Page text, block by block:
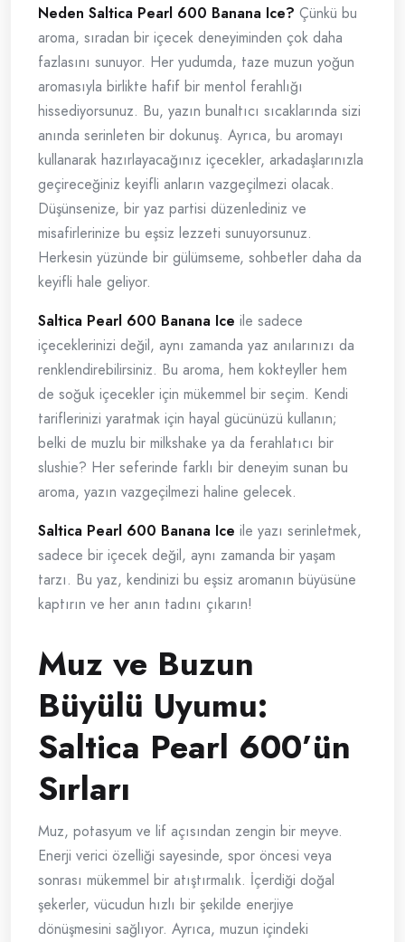
Neden Saltica Pearl 600 Banana Ice? Çünkü bu
aroma, sıradan bir içecek deneyiminden çok daha
fazlasını sunuyor. Her yudumda, taze muzun yoğun
aromasıyla birlikte hafif bir mentol ferahlığı
hissediyorsunuz. Bu, yazın bunaltıcı sıcaklarında sizi
anında serinleten bir dokunuş. Ayrıca, bu aromayı
kullanarak hazırlayacağınız içecekler, arkadaşlarınızla
geçireceğiniz keyifli anların vazgeçilmezi olacak.
Düşünsenize, bir yaz partisi düzenlediniz ve
misafirlerinize bu eşsiz lezzeti sunuyorsunuz.
Herkesin yüzünde bir gülümseme, sohbetler daha da
keyifli hale geliyor.
Saltica Pearl 600 Banana Ice ile sadece
içeceklerinizi değil, aynı zamanda yaz anılarınızı da
renklendirebilirsiniz. Bu aroma, hem kokteyller hem
de soğuk içecekler için mükemmel bir seçim. Kendi
tariflerinizi yaratmak için hayal gücünüzü kullanın;
belki de muzlu bir milkshake ya da ferahlatıcı bir
slushie? Her seferinde farklı bir deneyim sunan bu
aroma, yazın vazgeçilmezi haline gelecek.
Saltica Pearl 600 Banana Ice ile yazı serinletmek,
sadece bir içecek değil, aynı zamanda bir yaşam
tarzı. Bu yaz, kendinizi bu eşsiz aromanın büyüsüne
kaptırın ve her anın tadını çıkarın!
Muz ve Buzun
Büyülü Uyumu:
Saltica Pearl 600’ün
Sırları
Muz, potasyum ve lif açısından zengin bir meyve.
Enerji verici özelliği sayesinde, spor öncesi veya
sonrası mükemmel bir atıştırmalık. İçerdiği doğal
şekerler, vücudun hızlı bir şekilde enerjiye
dönüşmesini sağlıyor. Ayrıca, muzun içindeki